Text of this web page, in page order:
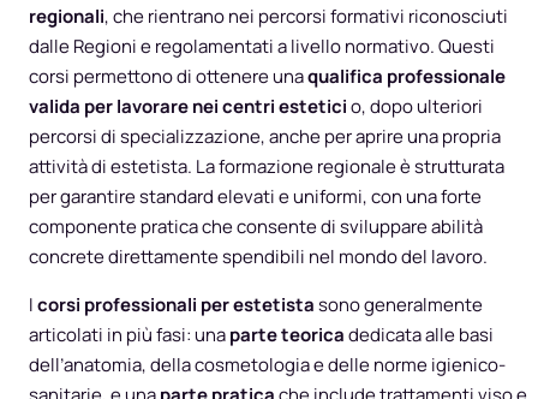
regionali, che rientrano nei percorsi formativi riconosciuti
dalle Regioni e regolamentati a livello normativo. Questi
corsi permettono di ottenere unaqualifica professionale
valida per lavorare nei centri esteticio, dopo ulteriori
percorsi di specializzazione, anche per aprire una propria
attività di estetista. La formazione regionale è strutturata
per garantire standard elevati e uniformi, con una forte
componente pratica che consente di sviluppare abilità
concrete direttamente spendibili nel mondo del lavoro.
Icorsi professionali per estetistasono generalmente
articolati in più fasi: unaparte teoricadedicata alle basi
dell’anatomia, della cosmetologia e delle norme igienico-